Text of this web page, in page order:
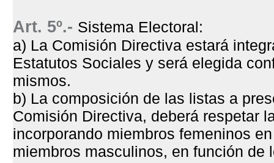
Art. 5º.- Sistema Electoral:
a) La Comisión Directiva estará
Estatutos Sociales y será elegida
mismos.
b) La composición de las listas a
Comisión Directiva, deberá respetar
incorporando miembros femeninos
miembros masculinos, en función de